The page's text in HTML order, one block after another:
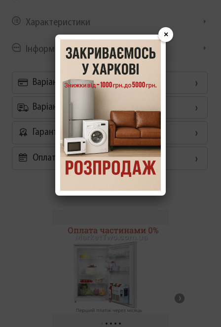
Характеристики
Інформація/демонстрація
Варіанти оплати
Варіанти доставки
Гарантія
Оплата частинами 0%
Схожі товари
×